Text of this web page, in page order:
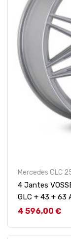
Mercedes GLC
4 Jantes
GLC + 43 + 63
Prix
4 596,00 €